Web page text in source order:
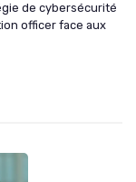
de cybersécurité
officer face aux